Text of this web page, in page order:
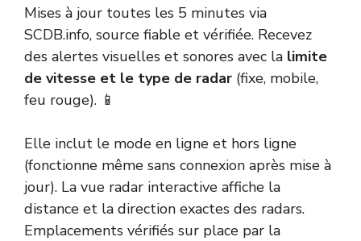
Mises à jour toutes les 5 minutes via
SCDB.info, source fiable et vérifiée. Recevez
des alertes visuelles et sonores avec la limite
de vitesse et le type de radar (fixe, mobile,
feu rouge). 📱
Elle inclut le mode en ligne et hors ligne
(fonctionne même sans connexion après mise à
jour). La vue radar interactive affiche la
distance et la direction exactes des radars.
Emplacements vérifiés sur place par la